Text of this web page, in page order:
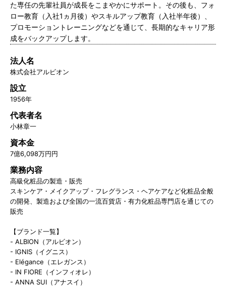
た専任の先輩社員が成長をこまやかにサポート。その後も、フォ
ロー教育（入社1ヵ月後）やスキルアップ教育（入社半年後）、
プロモーショントレーニングなどを通じて、長期的なキャリア形
成をバックアップします。
法人名
株式会社アルビオン
設立
1956年
代表者名
小林章一
資本金
7億6,098万円円
業務内容
高級化粧品の製造・販売
スキンケア・メイクアップ・フレグランス・ヘアケアなど化粧品全般
の開発、製造および全国の一流百貨店・有力化粧品専門店を通じての
販売
【ブランド一覧】
- ALBION（アルビオン）
- IGNIS（イグニス）
- Elégance（エレガンス）
- IN FIORE（インフィオレ）
- ANNA SUI（アナスイ）